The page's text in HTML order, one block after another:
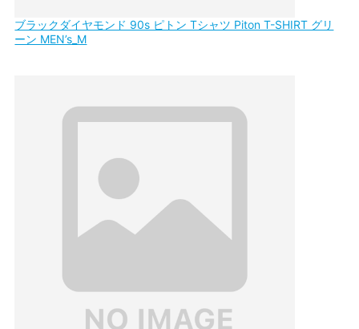
ブラックダイヤモンド 90s ピトン Tシャツ Piton T-SHIRT グリ
ーン MEN’s_M